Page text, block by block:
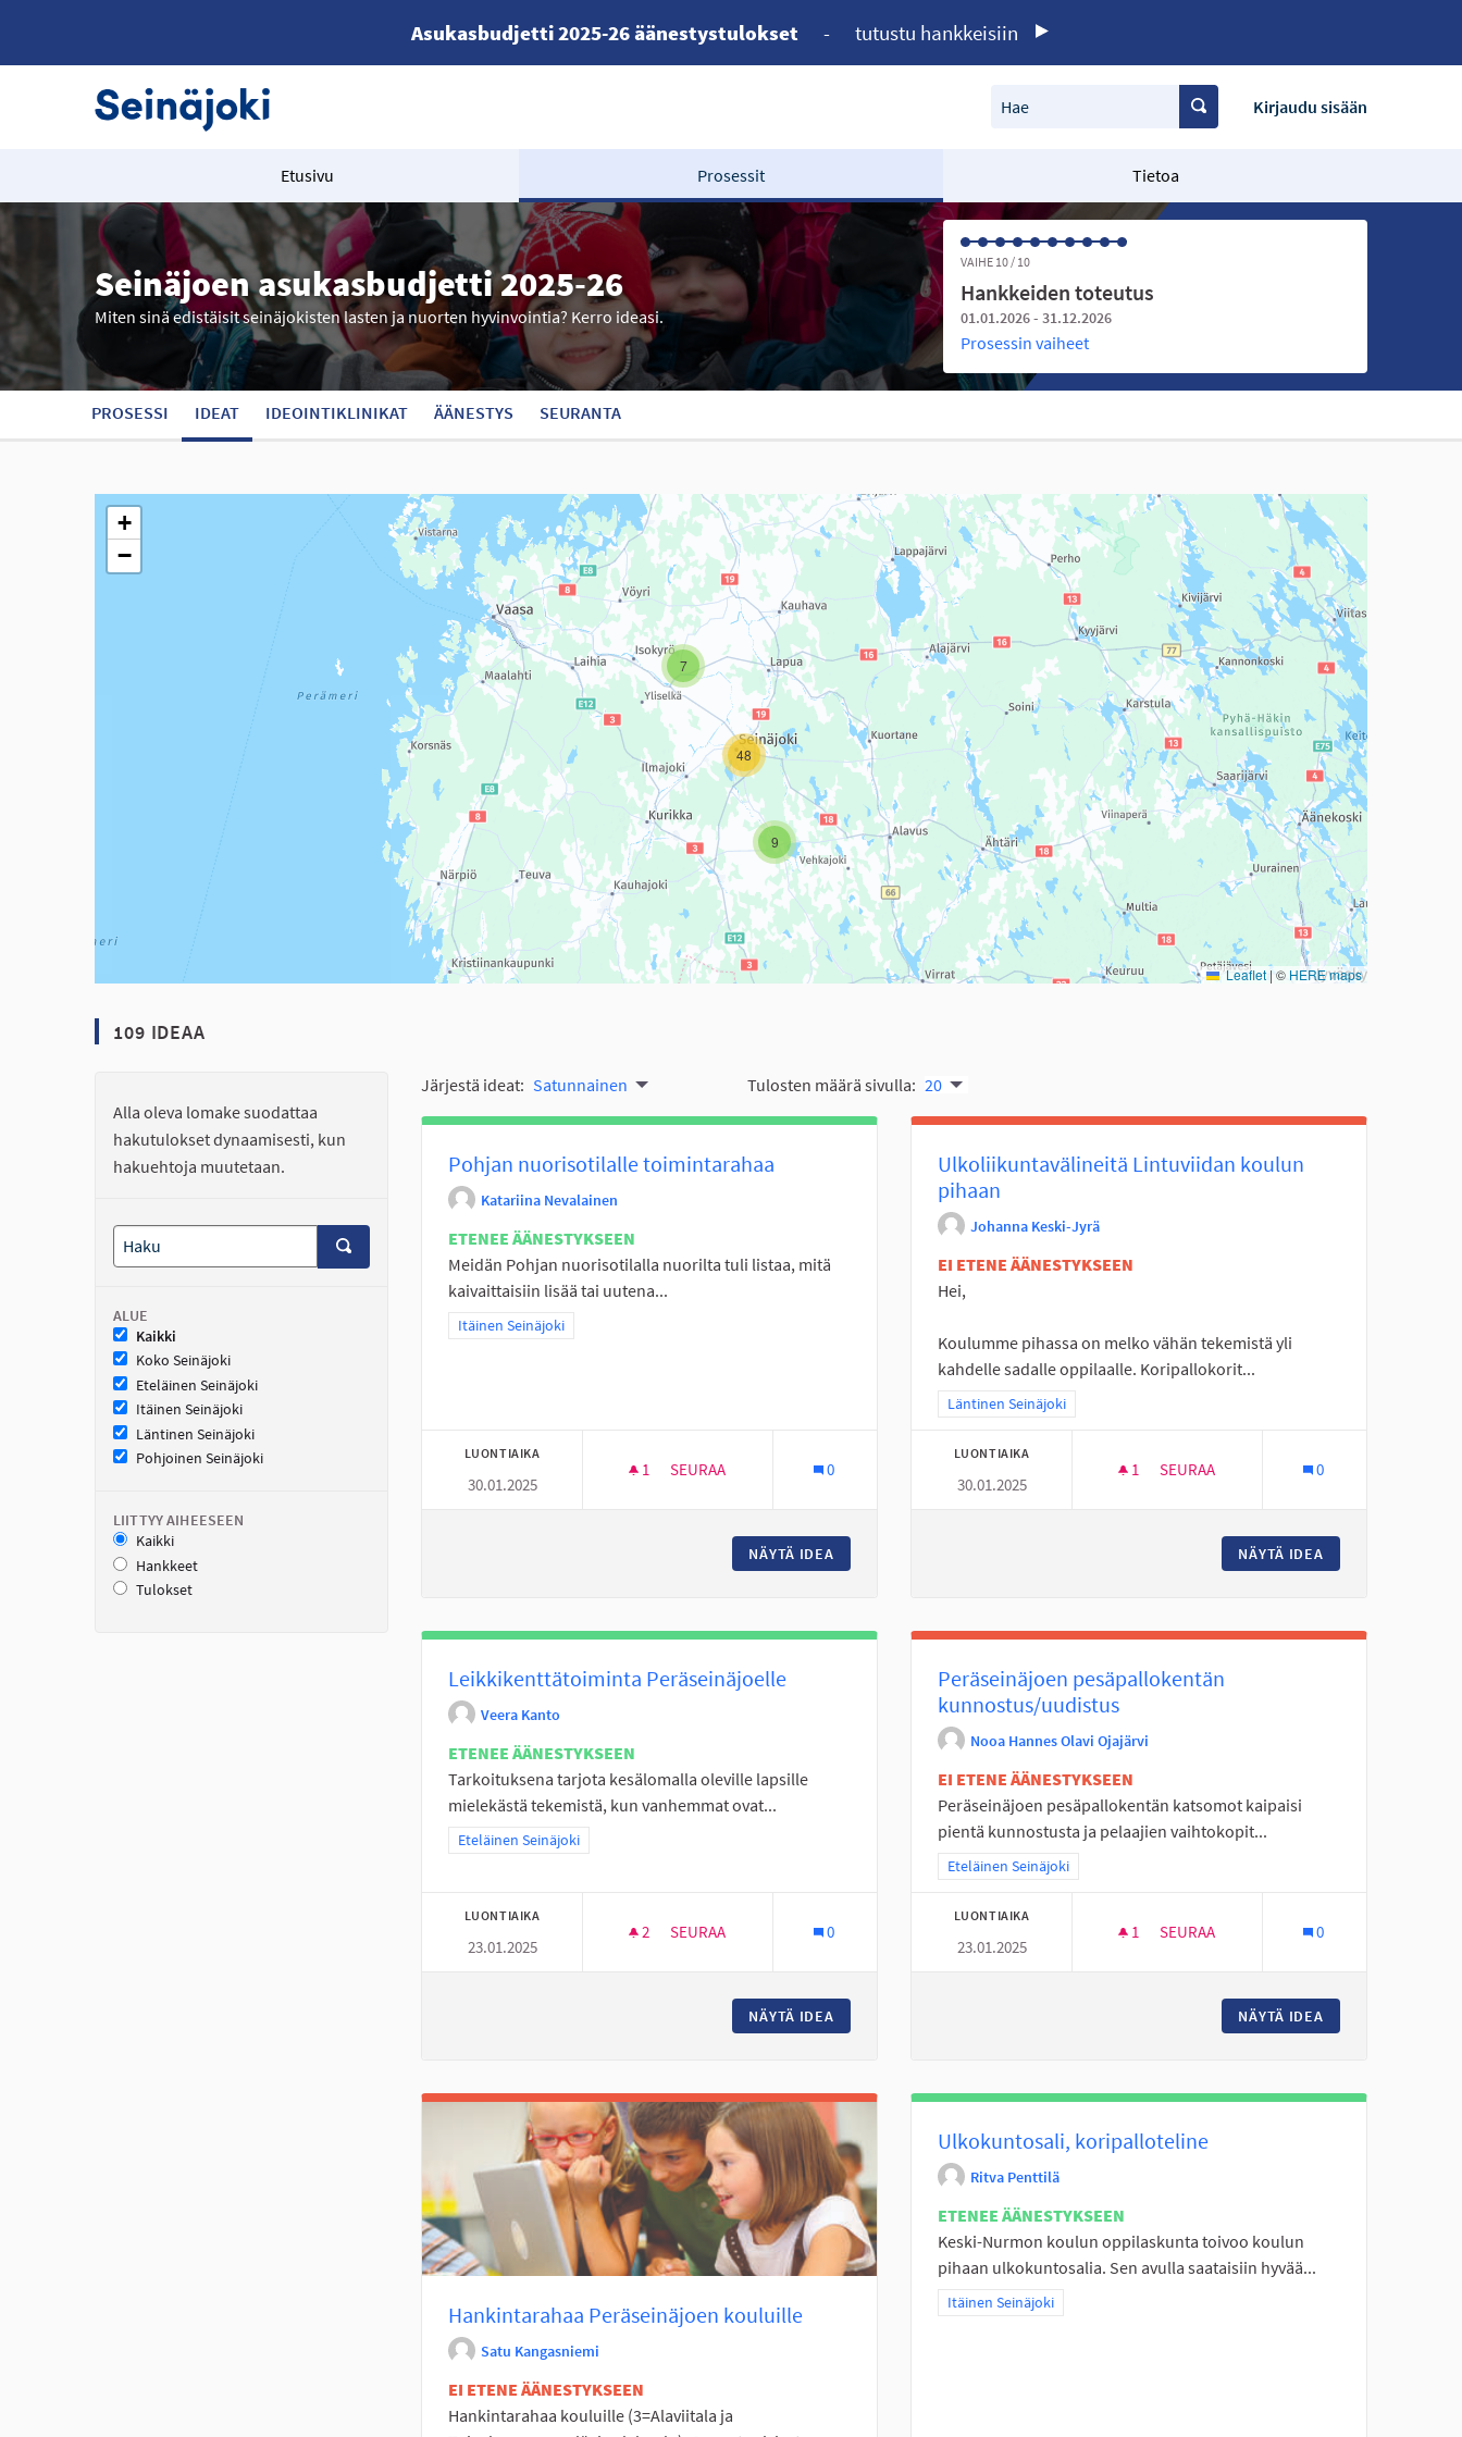
Asukasbudjetti 2025-26 äänestystulokset - tutustu hankkeisiin
Hae Kirjaudu sisään
Etusivu Prosessit Tietoa
Seinäjoen asukasbudjetti 2025-26
Miten sinä edistäisit seinäjokisten lasten ja nuorten hyvinvointia? Kerro ideasi.
VAIHE 10 / 10
Hankkeiden toteutus
01.01.2026 - 31.12.2026
Prosessin vaiheet
PROSESSI IDEAT IDEOINTIKLINIKAT ÄÄNESTYS SEURANTA
Seuraavassa elementissä on kartta, joka esittää tämän sivun tietueet karttapisteinä. Elementtiä voi käyttää ruudunlukijalla, mutta se voi olla vaikeaselkoinen.
7
9
48
+
−
Leaflet | © HERE maps
109 IDEAA
Alla oleva lomake suodattaa
hakutulokset dynaamisesti, kun
hakuehtoja muutetaan.
ALUE
Kaikki
Koko Seinäjoki
Eteläinen Seinäjoki
Itäinen Seinäjoki
Läntinen Seinäjoki
Pohjoinen Seinäjoki
LIITTYY AIHEESEEN
Kaikki
Hankkeet
Tulokset
Järjestä ideat: Satunnainen Tulosten määrä sivulla: 20
Pohjan nuorisotilalle toimintarahaa
Katariina Nevalainen
ETENEE ÄÄNESTYKSEEN
Meidän Pohjan nuorisotilalla nuorilta tuli listaa, mitä
kaivaittaisiin lisää tai uutena...
Rajaa tulokset teeman mukaan: Itäinen Seinäjoki
Itäinen Seinäjoki
LUONTIAIKA
30.01.2025
1 1 SEURAAJA
SEURAA
POHJAN NUORISOTILALLE TOIMINTARAHAA
0
NÄYTÄ IDEA
Ulkoliikuntavälineitä Lintuviidan koulun
pihaan
Johanna Keski-Jyrä
EI ETENE ÄÄNESTYKSEEN
Hei,
Koulumme pihassa on melko vähän tekemistä yli
kahdelle sadalle oppilaalle. Koripallokorit...
Rajaa tulokset teeman mukaan: Läntinen Seinäjoki
Läntinen Seinäjoki
LUONTIAIKA
30.01.2025
1 1 SEURAAJA
SEURAA 0
NÄYTÄ IDEA
Leikkikenttätoiminta Peräseinäjoelle
Veera Kanto
ETENEE ÄÄNESTYKSEEN
Tarkoituksena tarjota kesälomalla oleville lapsille
mielekästä tekemistä, kun vanhemmat ovat...
Rajaa tulokset teeman mukaan: Eteläinen Seinäjoki
Eteläinen Seinäjoki
LUONTIAIKA
23.01.2025
2 2 SEURAAJAA
SEURAA
LEIKKIKENTTÄTOIMINTA PERÄSEINÄJOELLE
0
NÄYTÄ IDEA
Peräseinäjoen pesäpallokentän
kunnostus/uudistus
Nooa Hannes Olavi Ojajärvi
EI ETENE ÄÄNESTYKSEEN
Peräseinäjoen pesäpallokentän katsomot kaipaisi
pientä kunnostusta ja pelaajien vaihtokopit...
Rajaa tulokset teeman mukaan: Eteläinen Seinäjoki
Eteläinen Seinäjoki
LUONTIAIKA
23.01.2025
1 1 SEURAAJA
SEURAA 0
NÄYTÄ IDEA
Hankintarahaa Peräseinäjoen kouluille
Satu Kangasniemi
EI ETENE ÄÄNESTYKSEEN
Hankintarahaa kouluille (3=Alaviitala ja
Ulkokuntosali, koripalloteline
Ritva Penttilä
ETENEE ÄÄNESTYKSEEN
Keski-Nurmon koulun oppilaskunta toivoo koulun
pihaan ulkokuntosalia. Sen avulla saataisiin hyvää...
Rajaa tulokset teeman mukaan: Itäinen Seinäjoki
Itäinen Seinäjoki